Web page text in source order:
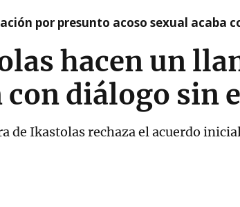
por presunto acoso sexual acaba
hacen un
diálogo sin
de Ikastolas rechaza el acuerdo